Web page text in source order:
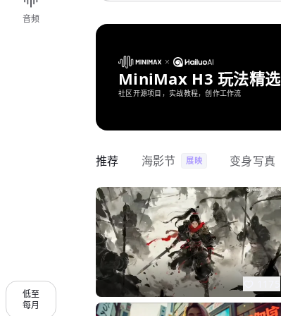
音频
低至
每月
MiniMax H3 玩法精选
社区开源项目，实战教程，创作工作流
推荐 海影节 展映 变身写真